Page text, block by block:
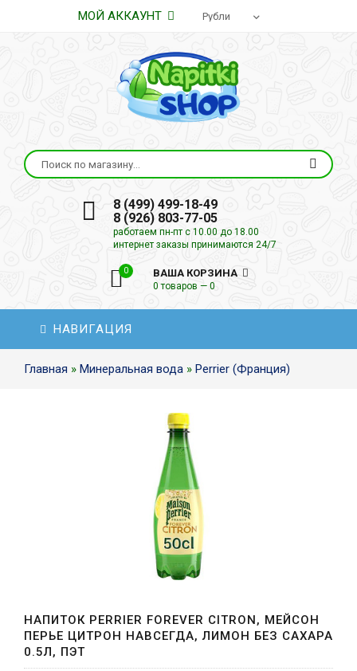
МОЙ АККАУНТ
8 (499) 499-18-49
8 (926) 803-77-05
работаем пн-пт с 10.00 до 18.00
интернет заказы принимаются 24/7
0 ВАША КОРЗИНА
0 товаров — 0
НАВИГАЦИЯ
Главная » Минеральная вода » Perrier (Франция)
НАПИТОК PERRIER FOREVER CITRON, МЕЙСОН
ПЕРЬЕ ЦИТРОН НАВСЕГДА, ЛИМОН БЕЗ САХАРА
0.5Л, ПЭТ